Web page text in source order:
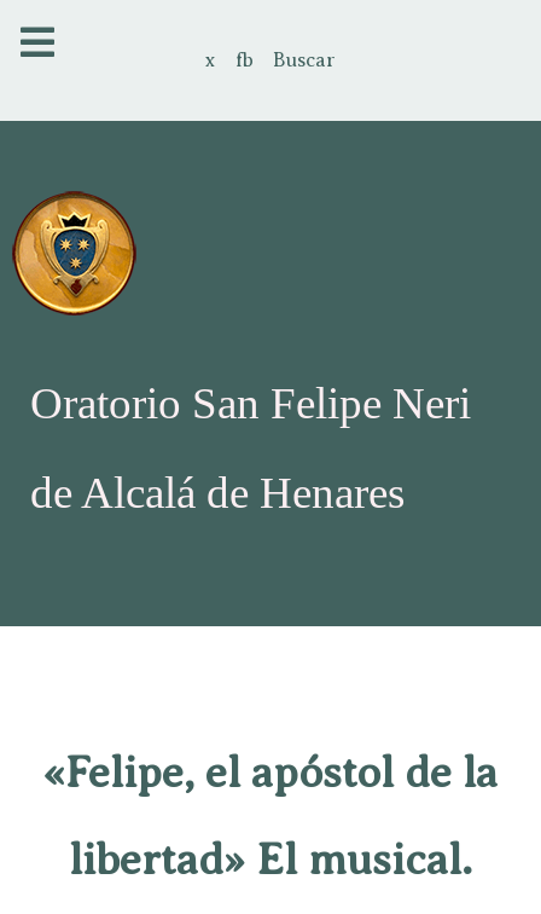
x fb Buscar
Oratorio San Felipe Neri
de Alcalá de Henares
«Felipe, el apóstol de la
libertad» El musical.